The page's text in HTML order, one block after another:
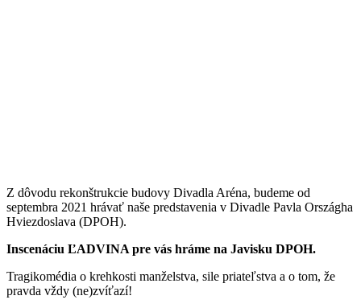
Z dôvodu rekonštrukcie budovy Divadla Aréna, budeme od
septembra 2021 hrávať naše predstavenia v Divadle Pavla Országha
Hviezdoslava (DPOH).
Inscenáciu ĽADVINA pre vás hráme na Javisku DPOH.
Tragikomédia o krehkosti manželstva, sile priateľstva a o tom, že
pravda vždy (ne)zvíťazí!